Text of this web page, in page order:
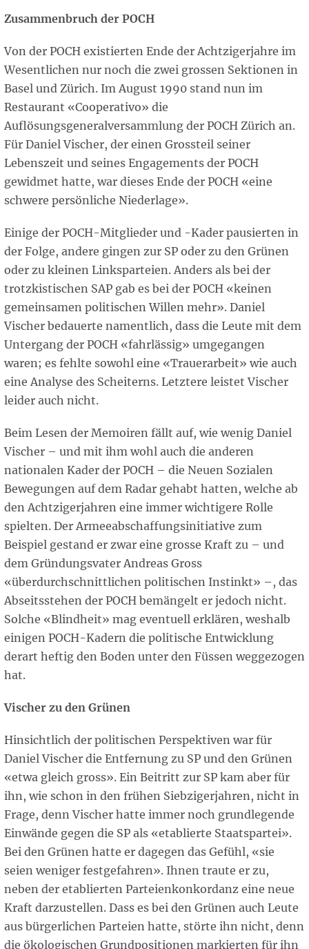
Zusammenbruch der POCH
Von der POCH existierten Ende der Achtzigerjahre im
Wesentlichen nur noch die zwei grossen Sektionen in
Basel und Zürich. Im August 1990 stand nun im
Restaurant «Cooperativo» die
Auflösungsgeneralversammlung der POCH Zürich an.
Für Daniel Vischer, der einen Grossteil seiner
Lebenszeit und seines Engagements der POCH
gewidmet hatte, war dieses Ende der POCH «eine
schwere persönliche Niederlage».
Einige der POCH-Mitglieder und -Kader pausierten in
der Folge, andere gingen zur SP oder zu den Grünen
oder zu kleinen Linksparteien. Anders als bei der
trotzkistischen SAP gab es bei der POCH «keinen
gemeinsamen politischen Willen mehr». Daniel
Vischer bedauerte namentlich, dass die Leute mit dem
Untergang der POCH «fahrlässig» umgegangen
waren; es fehlte sowohl eine «Trauerarbeit» wie auch
eine Analyse des Scheiterns. Letztere leistet Vischer
leider auch nicht.
Beim Lesen der Memoiren fällt auf, wie wenig Daniel
Vischer – und mit ihm wohl auch die anderen
nationalen Kader der POCH – die Neuen Sozialen
Bewegungen auf dem Radar gehabt hatten, welche ab
den Achtzigerjahren eine immer wichtigere Rolle
spielten. Der Armeeabschaffungsinitiative zum
Beispiel gestand er zwar eine grosse Kraft zu – und
dem Gründungsvater Andreas Gross
«überdurchschnittlichen politischen Instinkt» –, das
Abseitsstehen der POCH bemängelt er jedoch nicht.
Solche «Blindheit» mag eventuell erklären, weshalb
einigen POCH-Kadern die politische Entwicklung
derart heftig den Boden unter den Füssen weggezogen
hat.
Vischer zu den Grünen
Hinsichtlich der politischen Perspektiven war für
Daniel Vischer die Entfernung zu SP und den Grünen
«etwa gleich gross». Ein Beitritt zur SP kam aber für
ihn, wie schon in den frühen Siebzigerjahren, nicht in
Frage, denn Vischer hatte immer noch grundlegende
Einwände gegen die SP als «etablierte Staatspartei».
Bei den Grünen hatte er dagegen das Gefühl, «sie
seien weniger festgefahren». Ihnen traute er zu,
neben der etablierten Parteienkonkordanz eine neue
Kraft darzustellen. Dass es bei den Grünen auch Leute
aus bürgerlichen Parteien hatte, störte ihn nicht, denn
die ökologischen Grundpositionen markierten für ihn